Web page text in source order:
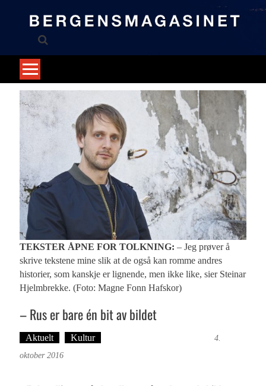
TEKSTER ÅPNE FOR TOLKNING: – Jeg prøver å
skrive tekstene mine slik at de også kan romme andres
historier, som kanskje er lignende, men ikke like, sier Steinar
Hjelmbrekke. (Foto: Magne Fonn Hafskor)
– Rus er bare én bit av bildet
Aktuelt Kultur
4.
oktober 2016